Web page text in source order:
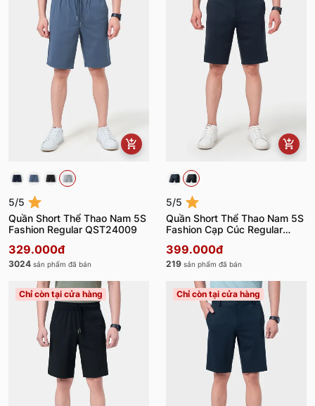
5/5
Quần Short Thể Thao Nam 5S
Fashion Regular QST24009
329.000đ
3024 sản phẩm đã bán
5/5
Quần Short Thể Thao Nam 5S
Fashion Cạp Cúc Regular
399.000đ
219 sản phẩm đã bán
Chỉ còn tại cửa hàng Chỉ còn tại cửa hàng